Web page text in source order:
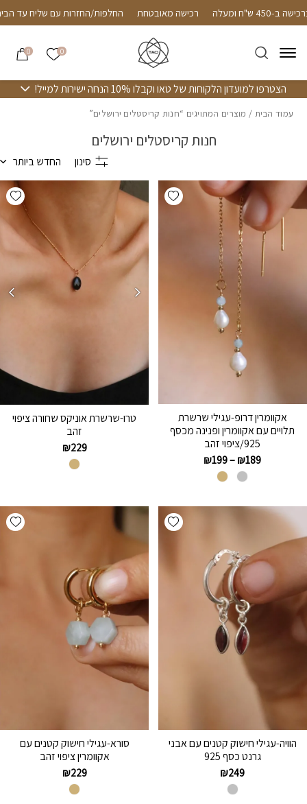
Skip to Contentשליח חינם עד הבית ברכישה ב-450 ש"ח ומעלה רכישה מאובטחת
0 הרשימה
0
הצטרפו למועדון הלקוחות של טאו וקבלו 10% הנחה ישירות למייל!
עמוד הבית / מוצרים המתויגים “חנות קריסטלים ירושלים”
חנות קריסטלים ירושלים
סינון החדש ביותר
Add wishlist
אקוומרין דרופ-עגילי שרשרת
תלויים עם אקוומרין ופנינה מכסף
925/ציפוי זהב
₪189
–
₪199
טרו-שרשרת אוניקס שחורה ציפוי
זהב
₪229
Add wishlist
הוויה-עגילי חישוק קטנים עם אבני
גרנט כסף 925
₪249
סורא-עגילי חישוק קטנים עם
אקוומרין ציפוי זהב
₪229
בחזרה למעלה